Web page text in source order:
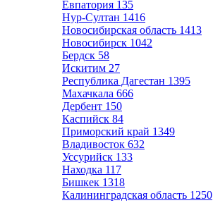
Евпатория 135
Нур-Султан 1416
Новосибирская область 1413
Новосибирск 1042
Бердск 58
Искитим 27
Республика Дагестан 1395
Махачкала 666
Дербент 150
Каспийск 84
Приморский край 1349
Владивосток 632
Уссурийск 133
Находка 117
Бишкек 1318
Калининградская область 1250